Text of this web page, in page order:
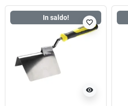
In saldo!
visibility
favorite_border